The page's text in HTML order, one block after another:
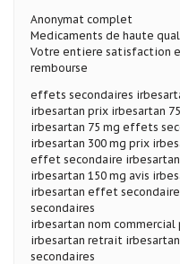
Anonymat complet
Medicaments de haute
Votre entiere satisfaction
rembourse
effets secondaires
irbesartan prix irbesartan
irbesartan 75 mg effets
irbesartan 300 mg prix
effet secondaire
irbesartan 150 mg avis
irbesartan effet
secondaires
irbesartan nom commercial
irbesartan retrait
secondaires